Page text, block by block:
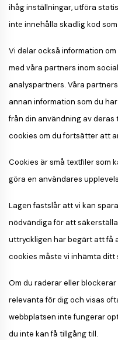
ihåg inställningar, utföra
inte innehålla skadlig kod
Vi delar också information
med våra partners inom
analyspartners. Våra
annan information som du
från din användning av
cookies om du fortsätter att
Cookies är små textfiler som
göra en användares
Lagen fastslår att vi kan
nödvändiga för att
uttryckligen har begärt att få
cookies måste vi inhämta ditt
Om du raderar eller
relevanta för dig och visas
webbplatsen inte fungerar
du inte kan få tillgång till.